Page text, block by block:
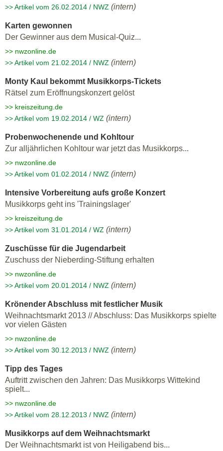
>> Artikel vom 26.02.2014 / NWZ (intern)
Karten gewonnen
Der Gewinner aus dem Musical-Quiz...
>> nwzonline.de
>> Artikel vom 21.02.2014 / NWZ (intern)
Monty Kaul bekommt Musikkorps-Tickets
Rätsel zum Eröffnungskonzert gelöst
>> kreiszeitung.de
>> Artikel vom 19.02.2014 / WZ (intern)
Probenwochenende und Kohltour
Zur alljährlichen Kohltour war jetzt das Musikkorps...
>> nwzonline.de
>> Artikel vom 01.02.2014 / NWZ (intern)
Intensive Vorbereitung aufs große Konzert
Musikkorps geht ins 'Trainingslager'
>> kreiszeitung.de
>> Artikel vom 31.01.2014 / WZ (intern)
Zuschüsse für die Jugendarbeit
Zuschuss der Nieberding-Stiftung erhalten
>> nwzonline.de
>> Artikel vom 20.01.2014 / NWZ (intern)
Krönender Abschluss mit festlicher Musik
Weihnachtsmarkt 2013 // Abschluss: Das Musikkorps spielte
vor vielen Gästen
>> nwzonline.de
>> Artikel vom 30.12.2013 / NWZ (intern)
Tipp des Tages
Auftritt zwischen den Jahren: Das Musikkorps Wittekind
spielt...
>> nwzonline.de
>> Artikel vom 28.12.2013 / NWZ (intern)
Musikkorps auf dem Weihnachtsmarkt
Der Weihnachtsmarkt ist von Heiligabend bis...